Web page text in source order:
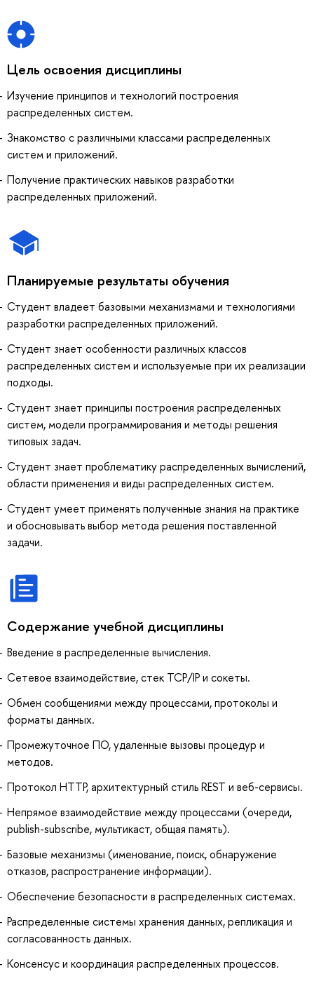
Цель освоения дисциплины
Изучение принципов и технологий построения
распределенных систем.
Знакомство с различными классами распределенных
систем и приложений.
Получение практических навыков разработки
распределенных приложений.
Планируемые результаты обучения
Студент владеет базовыми механизмами и технологиями
разработки распределенных приложений.
Студент знает особенности различных классов
распределенных систем и используемые при их реализации
подходы.
Студент знает принципы построения распределенных
систем, модели программирования и методы решения
типовых задач.
Студент знает проблематику распределенных вычислений,
области применения и виды распределенных систем.
Студент умеет применять полученные знания на практике
и обосновывать выбор метода решения поставленной
задачи.
Содержание учебной дисциплины
Введение в распределенные вычисления.
Сетевое взаимодействие, стек TCP/IP и сокеты.
Обмен сообщениями между процессами, протоколы и
форматы данных.
Промежуточное ПО, удаленные вызовы процедур и
методов.
Протокол HTTP, архитектурный стиль REST и веб-сервисы.
Непрямое взаимодействие между процессами (очереди,
publish-subscribe, мультикаст, общая память).
Базовые механизмы (именование, поиск, обнаружение
отказов, распространение информации).
Обеспечение безопасности в распределенных системах.
Распределенные системы хранения данных, репликация и
согласованность данных.
Консенсус и координация распределенных процессов.